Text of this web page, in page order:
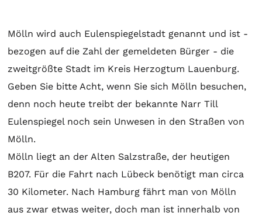
Mölln wird auch Eulenspiegelstadt genannt und ist -
bezogen auf die Zahl der gemeldeten Bürger - die
zweitgrößte Stadt im Kreis Herzogtum Lauenburg.
Geben Sie bitte Acht, wenn Sie sich Mölln besuchen,
denn noch heute treibt der bekannte Narr Till
Eulenspiegel noch sein Unwesen in den Straßen von
Mölln.
Mölln liegt an der Alten Salzstraße, der heutigen
B207. Für die Fahrt nach Lübeck benötigt man circa
30 Kilometer. Nach Hamburg fährt man von Mölln
aus zwar etwas weiter, doch man ist innerhalb von